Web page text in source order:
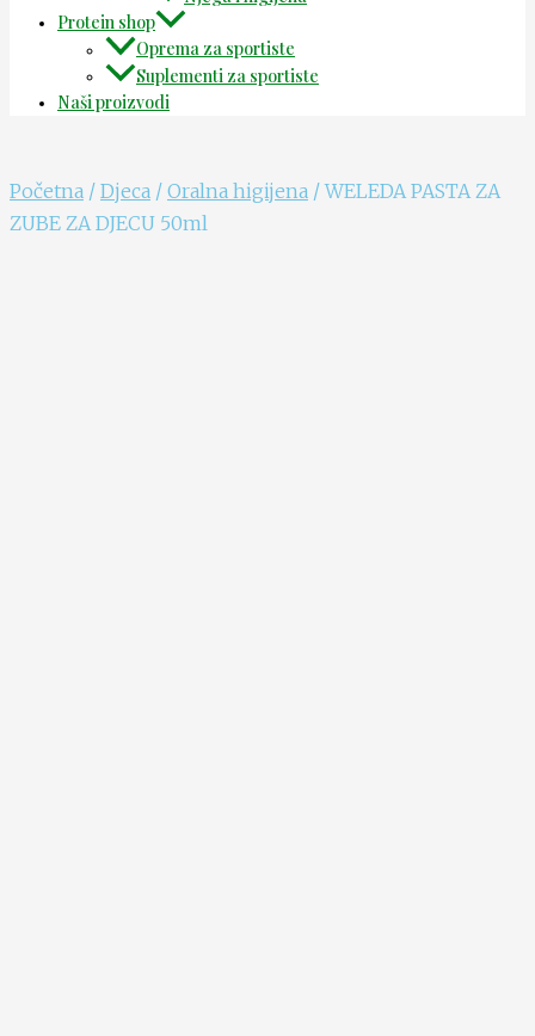
Protein shop
Oprema za sportiste
Suplementi za sportiste
Naši proizvodi
Početna / Djeca / Oralna higijena / WELEDA PASTA ZA
ZUBE ZA DJECU 50ml